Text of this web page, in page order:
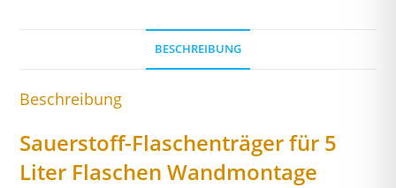
BESCHREIBUNG
Beschreibung
Sauerstoff-Flaschenträger für 5
Liter Flaschen Wandmontage